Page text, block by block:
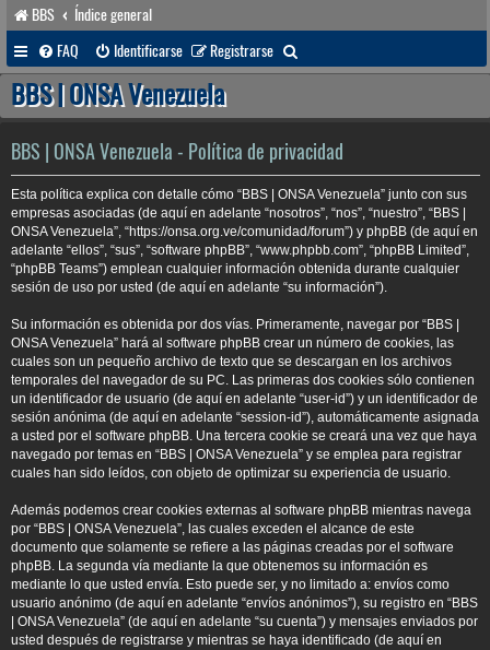
BBS
Índice general
FAQ
Identificarse Registrarse
u
a
r
BBS | ONSA Venezuela
BBS | ONSA Venezuela - Política de privacidad
Esta política explica con detalle cómo “BBS | ONSA Venezuela” junto con sus
empresas asociadas (de aquí en adelante “nosotros”, “nos”, “nuestro”, “BBS |
ONSA Venezuela”, “https://onsa.org.ve/comunidad/forum”) y phpBB (de aquí en
adelante “ellos”, “sus”, “software phpBB”, “www.phpbb.com”, “phpBB Limited”,
“phpBB Teams”) emplean cualquier información obtenida durante cualquier
sesión de uso por usted (de aquí en adelante “su información”).
Su información es obtenida por dos vías. Primeramente, navegar por “BBS |
ONSA Venezuela” hará al software phpBB crear un número de cookies, las
cuales son un pequeño archivo de texto que se descargan en los archivos
temporales del navegador de su PC. Las primeras dos cookies sólo contienen
un identificador de usuario (de aquí en adelante “user-id”) y un identificador de
sesión anónima (de aquí en adelante “session-id”), automáticamente asignada
a usted por el software phpBB. Una tercera cookie se creará una vez que haya
navegado por temas en “BBS | ONSA Venezuela” y se emplea para registrar
cuales han sido leídos, con objeto de optimizar su experiencia de usuario.
Además podemos crear cookies externas al software phpBB mientras navega
por “BBS | ONSA Venezuela”, las cuales exceden el alcance de este
documento que solamente se refiere a las páginas creadas por el software
phpBB. La segunda vía mediante la que obtenemos su información es
mediante lo que usted envía. Esto puede ser, y no limitado a: envíos como
usuario anónimo (de aquí en adelante “envíos anónimos”), su registro en “BBS
| ONSA Venezuela” (de aquí en adelante “su cuenta”) y mensajes enviados por
usted después de registrarse y mientras se haya identificado (de aquí en